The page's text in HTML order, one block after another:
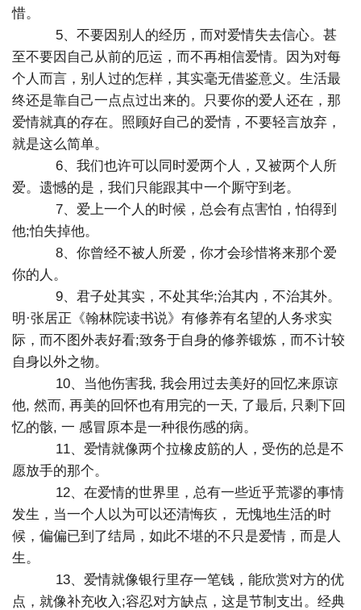
惜。
5、不要因别人的经历，而对爱情失去信心。甚
至不要因自己从前的厄运，而不再相信爱情。因为对每
个人而言，别人过的怎样，其实毫无借鉴意义。生活最
终还是靠自己一点点过出来的。只要你的爱人还在，那
爱情就真的存在。照顾好自己的爱情，不要轻言放弃，
就是这么简单。
6、我们也许可以同时爱两个人，又被两个人所
爱。遗憾的是，我们只能跟其中一个厮守到老。
7、爱上一个人的时候，总会有点害怕，怕得到
他;怕失掉他。
8、你曾经不被人所爱，你才会珍惜将来那个爱
你的人。
9、君子处其实，不处其华;治其内，不治其外。
明·张居正《翰林院读书说》有修养有名望的人务求实
际，而不图外表好看;致务于自身的修养锻炼，而不计较
自身以外之物。
10、当他伤害我, 我会用过去美好的回忆来原谅
他, 然而, 再美的回怀也有用完的一天, 了最后, 只剩下回
忆的骸, 一 感冒原本是一种很伤感的病。
11、爱情就像两个拉橡皮筋的人，受伤的总是不
愿放手的那个。
12、在爱情的世界里，总有一些近乎荒谬的事情
发生，当一个人以为可以还清悔疚， 无愧地生活的时
候，偏偏已到了结局，如此不堪的不只是爱情，而是人
生。
13、爱情就像银行里存一笔钱，能欣赏对方的优
点，就像补充收入;容忍对方缺点，这是节制支出。经典